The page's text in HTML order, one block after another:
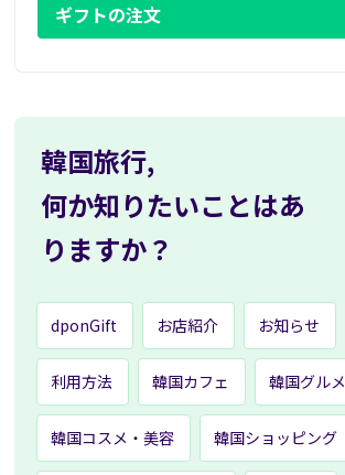
ギフトの注文
韓国旅行,
何か知りたいことはあ
りますか？
dponGift お店紹介 お知らせ
利用方法 韓国カフェ 韓国グルメ
韓国コスメ・美容 韓国ショッピング